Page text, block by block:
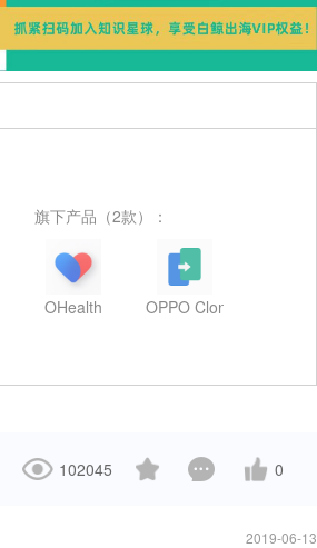
旗下产品（2款）：
OHealth OPPO Clone Phone
102045 0
2019-06-13